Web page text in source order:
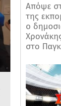
Απόψε
της
ο
στο